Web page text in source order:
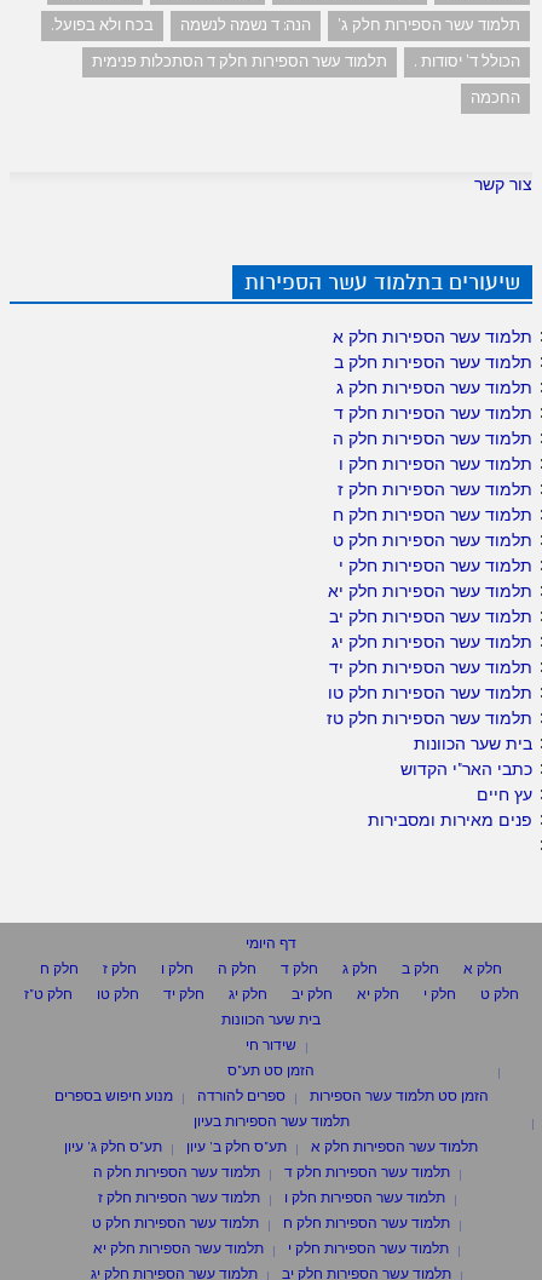
תלמוד עשר הספירות חלק ג'
הנה: ד נשמה לנשמה
בכח ולא בפועל.
הכולל ד' יסודות .
תלמוד עשר הספירות חלק ד הסתכלות פנימית
החכמה
צור קשר
שיעורים בתלמוד עשר הספירות
תלמוד עשר הספירות חלק א
תלמוד עשר הספירות חלק ב
תלמוד עשר הספירות חלק ג
תלמוד עשר הספירות חלק ד
תלמוד עשר הספירות חלק ה
תלמוד עשר הספירות חלק ו
תלמוד עשר הספירות חלק ז
תלמוד עשר הספירות חלק ח
תלמוד עשר הספירות חלק ט
תלמוד עשר הספירות חלק י
תלמוד עשר הספירות חלק יא
תלמוד עשר הספירות חלק יב
תלמוד עשר הספירות חלק יג
תלמוד עשר הספירות חלק יד
תלמוד עשר הספירות חלק טו
תלמוד עשר הספירות חלק טז
בית שער הכוונות
כתבי האר"י הקדוש
עץ חיים
פנים מאירות ומסבירות
דף היומי
חלק א
חלק ב חלק ג חלק ד חלק ה חלק ו חלק ז
חלק ח
חלק ט
חלק י חלק יא חלק יב חלק יג חלק יד חלק טו
חלק ט"ז
בית שער הכוונות
שידור חי
הזמן סט תע"ס
הזמן סט תלמוד עשר הספירות
ספרים להורדה
מנוע חיפוש בספרים
תלמוד עשר הספירות בעיון
תלמוד עשר הספירות חלק א
תע"ס חלק ב' עיון
תע"ס חלק ג' עיון
תלמוד עשר הספירות חלק ד
תלמוד עשר הספירות חלק ה
תלמוד עשר הספירות חלק ו
תלמוד עשר הספירות חלק ז
תלמוד עשר הספירות חלק ח
תלמוד עשר הספירות חלק ט
תלמוד עשר הספירות חלק י
תלמוד עשר הספירות חלק יא
תלמוד עשר הספירות חלק יב
תלמוד עשר הספירות חלק יג